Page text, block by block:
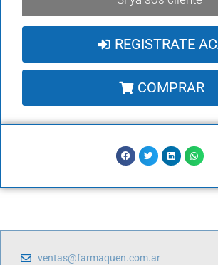
REGISTRATE
COMPRAR
ventas@farmaquen.com.ar